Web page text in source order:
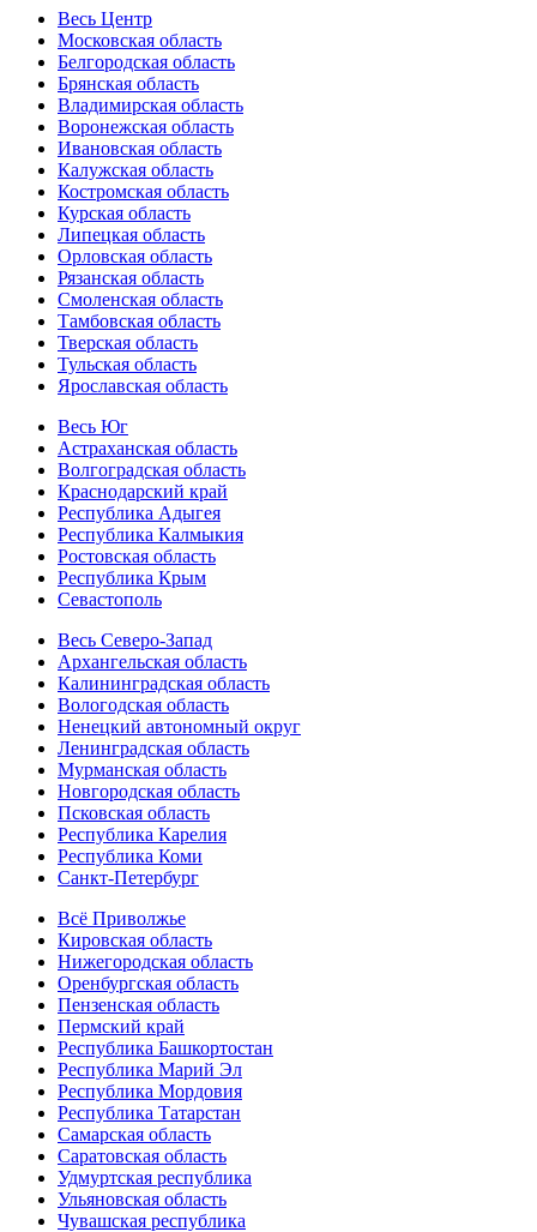
Весь Центр
Московская область
Белгородская область
Брянская область
Владимирская область
Воронежская область
Ивановская область
Калужская область
Костромская область
Курская область
Липецкая область
Орловская область
Рязанская область
Смоленская область
Тамбовская область
Тверская область
Тульская область
Ярославская область
Весь Юг
Астраханская область
Волгоградская область
Краснодарский край
Республика Адыгея
Республика Калмыкия
Ростовская область
Республика Крым
Севастополь
Весь Северо-Запад
Архангельская область
Калининградская область
Вологодская область
Ненецкий автономный округ
Ленинградская область
Мурманская область
Новгородская область
Псковская область
Республика Карелия
Республика Коми
Санкт-Петербург
Всё Приволжье
Кировская область
Нижегородская область
Оренбургская область
Пензенская область
Пермский край
Республика Башкортостан
Республика Марий Эл
Республика Мордовия
Республика Татарстан
Самарская область
Саратовская область
Удмуртская республика
Ульяновская область
Чувашская республика